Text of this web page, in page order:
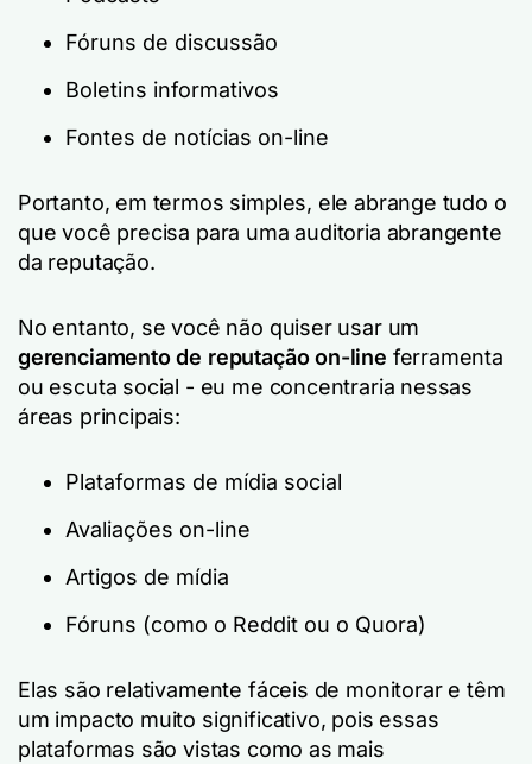
Fóruns de discussão
Boletins informativos
Fontes de notícias on-line
Portanto, em termos simples, ele abrange tudo o
que você precisa para uma auditoria abrangente
da reputação.
No entanto, se você não quiser usar um
gerenciamento de reputação on-line ferramenta
ou escuta social - eu me concentraria nessas
áreas principais:
Plataformas de mídia social
Avaliações on-line
Artigos de mídia
Fóruns (como o Reddit ou o Quora)
Elas são relativamente fáceis de monitorar e têm
um impacto muito significativo, pois essas
plataformas são vistas como as mais